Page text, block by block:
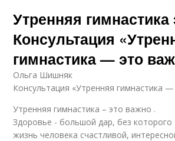
Утренняя гимнастика
Консультация
гимнастика — это
Ольга Шишняк
Консультация «Утренняя гимнастика
Утренняя гимнастика – это важно .
Здоровье - большой дар, без которого
жизнь человека счастливой,